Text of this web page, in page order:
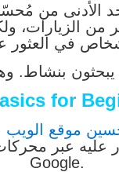
الأدنى من
من الزيارات،
في العثور
for
موقع الويب
عليه عبر
Google.